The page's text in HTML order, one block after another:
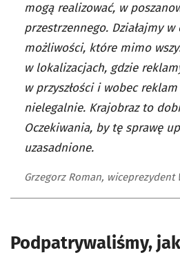
mogą realizować, w
przestrzennego. Działajmy
możliwości, które mimo
w lokalizacjach, gdzie
w przyszłości i wobec
nielegalnie. Krajobraz to
Oczekiwania, by tę sprawę
uzasadnione.
Grzegorz Roman, wiceprezydent
Podpatrywaliśmy,